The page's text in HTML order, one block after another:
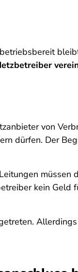
von
dürfen. Der
müssen
kein Geld